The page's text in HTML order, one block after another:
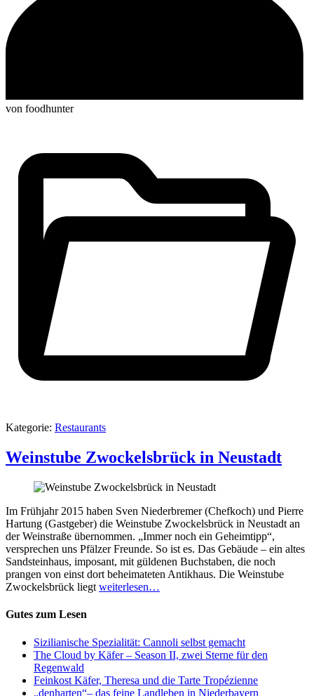
von foodhunter
Kategorie: Restaurants
Weinstube Zwockelsbrück in Neustadt
Im Frühjahr 2015 haben Sven Niederbremer (Chefkoch) und Pierre
Hartung (Gastgeber) die Weinstube Zwockelsbrück in Neustadt an
der Weinstraße übernommen. „Immer noch ein Geheimtipp“,
versprechen uns Pfälzer Freunde. So ist es. Das Gebäude – ein altes
Sandsteinhaus, imposant, mit güldenen Buchstaben, die noch
prangen von einst dort beheimateten Antikhaus. Die Weinstube
Zwockelsbrück liegt weiterlesen…
Gutes zum Lesen
Sizilianische Spezialität: Cannoli selbst gemacht
The Cloud by Käfer – Season II, zwei Sterne für den
Regenwald
Feinkost Käfer, Theresa und die Tarte Tropézienne
„denharten“– das feine Landleben in Niederbayern